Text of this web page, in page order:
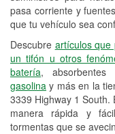
pasa corriente y
que tu vehículo sea
Descubre artículos que
un tifón u otros
batería,
gasolina y más en la
3339 Highway 1
manera rápida y
tormentas que se